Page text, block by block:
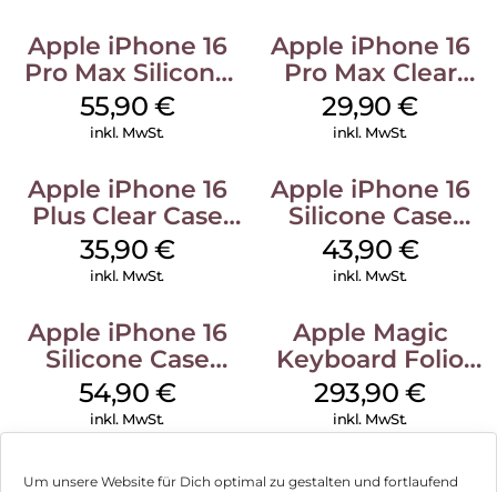
Um unsere Website für Dich optimal zu gestalten und fortlaufend
Apple iPhone 16
Pro Max Silicone
Case MagSafe
Stone Gray
55,90 €
inkl. MwSt.
Apple iPhone 16
Pro Max Clear
Case MagSafe
Transparent
29,90€
inkl. MwSt.
Apple iPhone 16
Plus Clear Case
MagSafe
Transparent
35,90 €
inkl. MwSt.
Apple iPhone 16
Silicone Case
MagSafe Plum
43,90 €
inkl. MwSt.
Apple iPhone 16
Silicone Case
MagSafe Black
54,90 €
inkl. MwSt.
Apple Magic
Keyboard Folio
iPad 10.9″ (10.Gen.)
Weiß
293,90€
inkl. MwSt.